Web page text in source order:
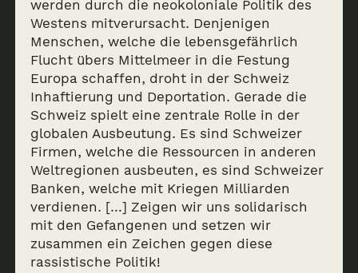
werden durch die neokoloniale Politik des
Westens mitverursacht. Denjenigen
Menschen, welche die lebensgefährlich
Flucht übers Mittelmeer in die Festung
Europa schaffen, droht in der Schweiz
Inhaftierung und Deportation. Gerade die
Schweiz spielt eine zentrale Rolle in der
globalen Ausbeutung. Es sind Schweizer
Firmen, welche die Ressourcen in anderen
Weltregionen ausbeuten, es sind Schweizer
Banken, welche mit Kriegen Milliarden
verdienen. […] Zeigen wir uns solidarisch
mit den Gefangenen und setzen wir
zusammen ein Zeichen gegen diese
rassistische Politik!